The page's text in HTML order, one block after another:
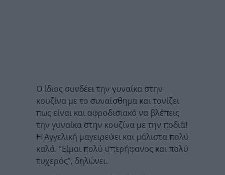
Ο ίδιος συνδέει την γυναίκα στην
κουζίνα με το συναίσθημα και τονίζει
πως είναι και αφροδισιακό να βλέπεις
την γυναίκα στην κουζίνα με την ποδιά!
Η Αγγελική μαγειρεύει και μάλιστα πολύ
καλά. “Είμαι πολύ υπερήφανος και πολύ
τυχερός”, δηλώνει.